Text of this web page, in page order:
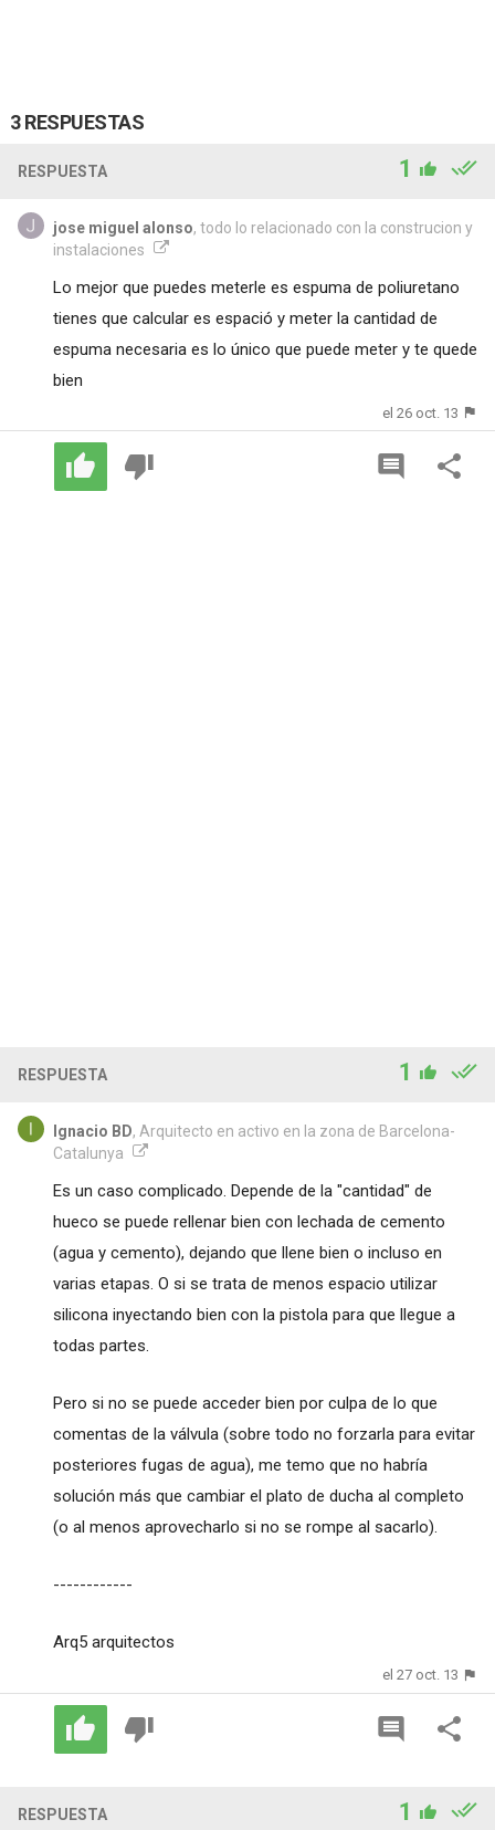
3 RESPUESTAS
RESPUESTA 1
jose miguel alonso, todo lo relacionado con la construcion y
instalaciones
Lo mejor que puedes meterle es espuma de poliuretano
tienes que calcular es espació y meter la cantidad de
espuma necesaria es lo único que puede meter y te quede
bien
el 26 oct. 13
RESPUESTA 1
Ignacio BD, Arquitecto en activo en la zona de Barcelona-
Catalunya
Es un caso complicado. Depende de la "cantidad" de
hueco se puede rellenar bien con lechada de cemento
(agua y cemento), dejando que llene bien o incluso en
varias etapas. O si se trata de menos espacio utilizar
silicona inyectando bien con la pistola para que llegue a
todas partes.
Pero si no se puede acceder bien por culpa de lo que
comentas de la válvula (sobre todo no forzarla para evitar
posteriores fugas de agua), me temo que no habría
solución más que cambiar el plato de ducha al completo
(o al menos aprovecharlo si no se rompe al sacarlo).
------------
Arq5 arquitectos
el 27 oct. 13
RESPUESTA 1